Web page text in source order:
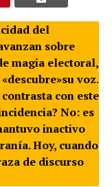
del
sobre
magia electoral,
voz.
con este
No: es
inactivo
Hoy, cuando
de discurso